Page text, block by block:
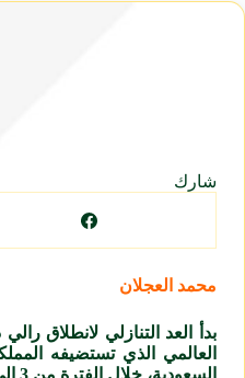
شارك
محمد العجلان
العالمي الذي تستضيفه
السعودية، خلال الفترة من 3 إلى 17 يناير 2026.